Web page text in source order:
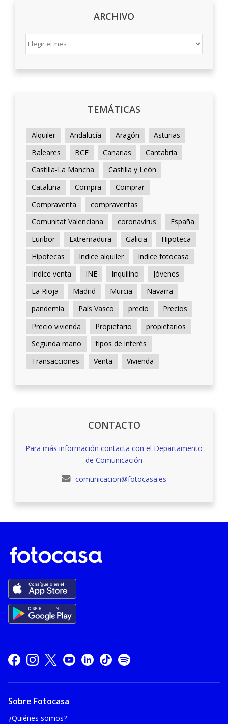
ARCHIVO
TEMÁTICAS
Alquiler Andalucía Aragón
Asturias
Baleares
BCE Canarias
Cantabria
Castilla-La Mancha
Castilla y León
Cataluña
Compra
Comprar
Compraventa
compraventas
Comunitat Valenciana
coronavirus
España
Euribor
Extremadura Galicia
Hipoteca
Hipotecas
Indice alquiler
Indice fotocasa
Indice venta
INE Inquilino
Jóvenes
La Rioja
Madrid Murcia
Navarra
pandemia
País Vasco precio
Precios
Precio vivienda
Propietario
propietarios
Segunda mano
tipos de interés
Transacciones
Venta Vivienda
CONTACTO
Para más información contacta con el Departamento
de Comunicación
comunicacion@fotocasa.es
Sobre Fotocasa
¿Quiénes somos?